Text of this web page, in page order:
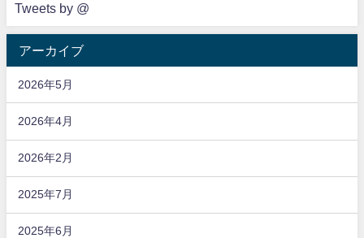
Tweets by @
アーカイブ
2026年5月
2026年4月
2026年2月
2025年7月
2025年6月